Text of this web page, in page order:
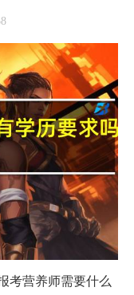
考营养师需要什么